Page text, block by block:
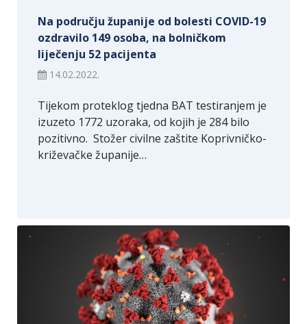
Na području županije od bolesti COVID-19
ozdravilo 149 osoba, na bolničkom
liječenju 52 pacijenta
14.02.2022.
Tijekom proteklog tjedna BAT testiranjem je
izuzeto 1772 uzoraka, od kojih je 284 bilo
pozitivno. Stožer civilne zaštite Koprivničko-
križevačke županije…